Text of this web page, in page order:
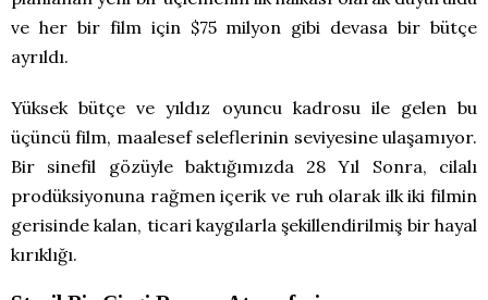
ve her bir film için $75 milyon gibi devasa bir bütçe
ayrıldı.
Yüksek bütçe ve yıldız oyuncu kadrosu ile gelen bu
üçüncü film, maalesef seleflerinin seviyesine ulaşamıyor.
Bir sinefil gözüyle baktığımızda 28 Yıl Sonra, cilalı
prodüksiyonuna rağmen içerik ve ruh olarak ilk iki filmin
gerisinde kalan, ticari kaygılarla şekillendirilmiş bir hayal
kırıklığı.